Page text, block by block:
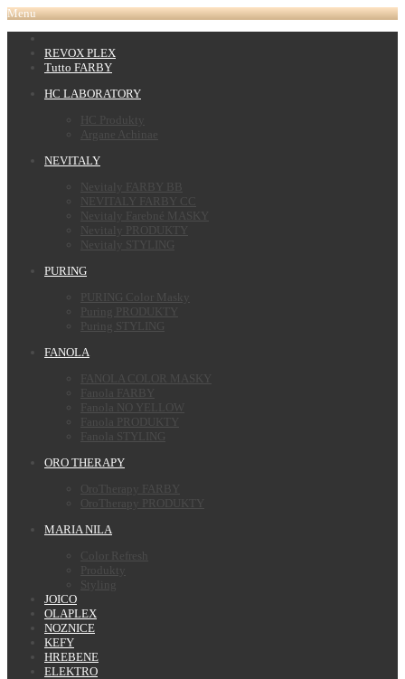
Menu
REVOX PLEX
Tutto FARBY
HC LABORATORY
HC Produkty
Argane Achinae
NEVITALY
Nevitaly FARBY BB
NEVITALY FARBY CC
Nevitaly Farebné MASKY
Nevitaly PRODUKTY
Nevitaly STYLING
PURING
PURING Color Masky
Puring PRODUKTY
Puring STYLING
FANOLA
FANOLA COLOR MASKY
Fanola FARBY
Fanola NO YELLOW
Fanola PRODUKTY
Fanola STYLING
ORO THERAPY
OroTherapy FARBY
OroTherapy PRODUKTY
MARIA NILA
Color Refresh
Produkty
Styling
JOICO
OLAPLEX
NOZNICE
KEFY
HREBENE
ELEKTRO